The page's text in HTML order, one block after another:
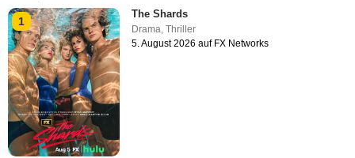
1
The Shards
Drama ,Thriller
5. August 2026 auf FX Networks